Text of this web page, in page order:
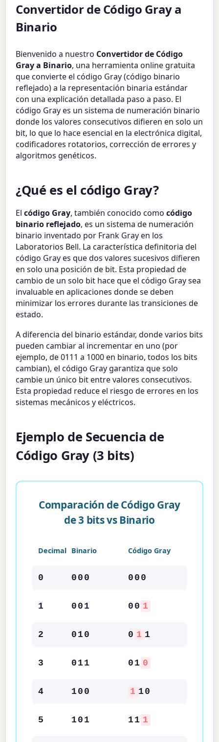
Convertidor de Código Gray a
Binario
Bienvenido a nuestro Convertidor de Código
Gray a Binario, una herramienta online gratuita
que convierte el código Gray (código binario
reflejado) a la representación binaria estándar
con una explicación detallada paso a paso. El
código Gray es un sistema de numeración binario
donde los valores consecutivos difieren en solo un
bit, lo que lo hace esencial en la electrónica digital,
codificadores rotatorios, corrección de errores y
algoritmos genéticos.
¿Qué es el código Gray?
Elcódigo Gray, también conocido comocódigo
binario reflejado, es un sistema de numeración
binario inventado por Frank Gray en los
Laboratorios Bell. La característica definitoria del
código Gray es que dos valores sucesivos difieren
en solo una posición de bit. Esta propiedad de
cambio de un solo bit hace que el código Gray sea
invaluable en aplicaciones donde se deben
minimizar los errores durante las transiciones de
estado.
A diferencia del binario estándar, donde varios bits
pueden cambiar al incrementar en uno (por
ejemplo, de 0111 a 1000 en binario, todos los bits
cambian), el código Gray garantiza que solo
cambie un único bit entre valores consecutivos.
Esta propiedad reduce el riesgo de errores en los
sistemas mecánicos y eléctricos.
Ejemplo de Secuencia de
Código Gray (3 bits)
Comparación de Código Gray
de 3 bits vs Binario
Decimal Binario Código Gray
0 000 000
1 001 00 1
2 010 0 1 1
3 011 01 0
4 100 1 10
5 101 11 1